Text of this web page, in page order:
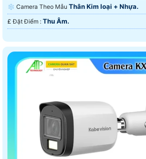
❄ Camera Theo Mẫu Thân Kim loại + Nhựa.
️₤ Đặt Điểm : Thu Âm.